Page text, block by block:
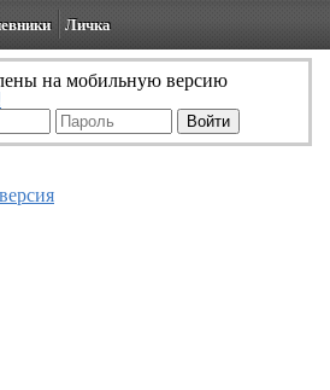
Личка
на мобильную версию